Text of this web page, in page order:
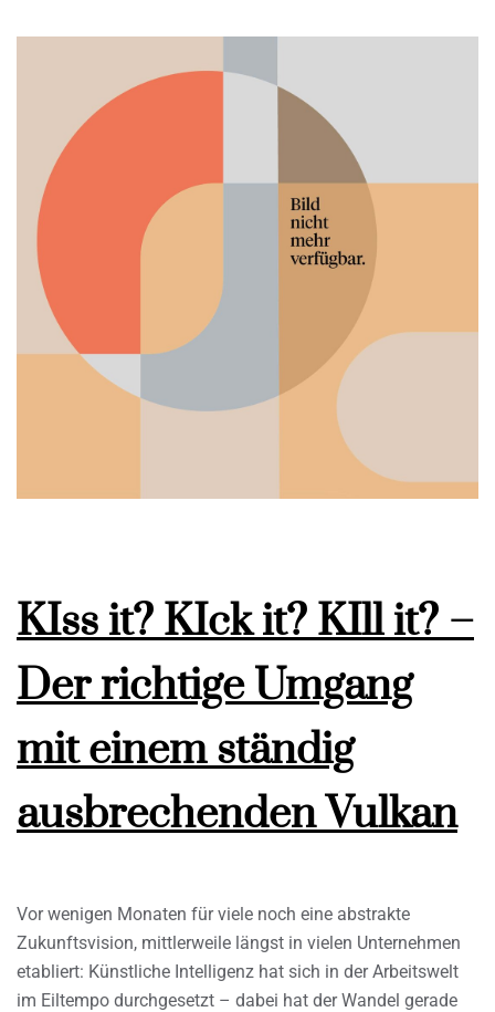
KIss it? KIck it? KIll it? –
Der richtige Umgang
mit einem ständig
ausbrechenden Vulkan
Vor wenigen Monaten für viele noch eine abstrakte
Zukunftsvision, mittlerweile längst in vielen Unternehmen
etabliert: Künstliche Intelligenz hat sich in der Arbeitswelt
im Eiltempo durchgesetzt – dabei hat der Wandel gerade